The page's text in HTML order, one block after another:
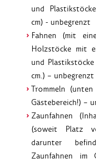
und
cm) - unbegrenzt
Fahnen (mit
Holzstöcke mit
und
cm.) – unbegrenzt
Trommeln
Gästebereich!) –
Zaunfahnen
(soweit Platz
darunter
Zaunfahnen